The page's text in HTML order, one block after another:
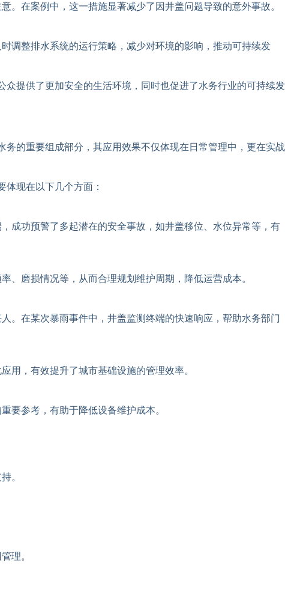
在案例中，这一措施显著减少了因井盖问题导致的意外事故。
调整排水系统的运行策略，减少对环境的影响，推动可持续发
提供了更加安全的生活环境，同时也促进了水务行业的可持续发
的重要组成部分，其应用效果不仅体现在日常管理中，更在实战
现在以下几个方面：
成功预警了多起潜在的安全事故，如井盖移位、水位异常等，有
、磨损情况等，从而合理规划维护周期，降低运营成本。
。在某次暴雨事件中，井盖监测终端的快速响应，帮助水务部门
用，有效提升了城市基础设施的管理效率。
要参考，有助于降低设备维护成本。
。
理。